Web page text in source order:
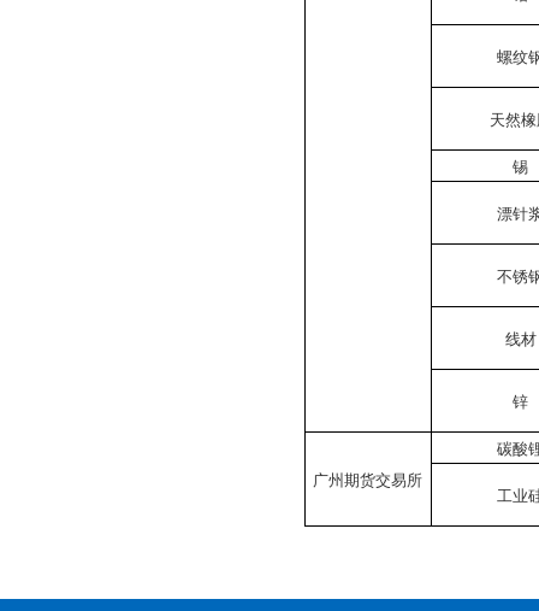
螺纹
天然
锡
漂针
不锈
线材
锌
广州期货交易所
碳酸
工业